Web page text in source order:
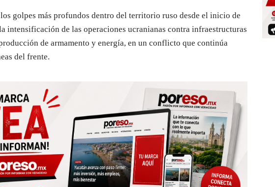
golpes más profundos dentro del territorio ruso desde el inicio de
intensificación de las operaciones ucranianas contra infraestructuras
de armamento y energía, en un conflicto que continúa
del frente.